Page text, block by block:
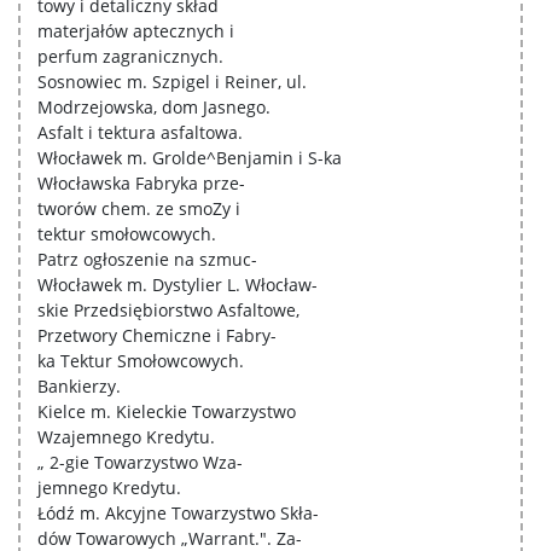
towy i detaliczny skład
materjałów aptecznych i
perfum zagranicznych.
Sosnowiec m. Szpigel i Reiner, ul.
Modrzejowska, dom Jasnego.
Asfalt i tektura asfaltowa.
Włocławek m. Grolde^Benjamin i S-ka
Włocławska Fabryka prze-
tworów chem. ze smoZy i
tektur smołowcowych.
Patrz ogłoszenie na szmuc-
Włocławek m. Dystylier L. Włocław-
skie Przedsiębiorstwo Asfaltowe,
Przetwory Chemiczne i Fabry-
ka Tektur Smołowcowych.
Bankierzy.
Kielce m. Kieleckie Towarzystwo
Wzajemnego Kredytu.
„ 2-gie Towarzystwo Wza-
jemnego Kredytu.
Łódź m. Akcyjne Towarzystwo Skła-
dów Towarowych „Warrant.". Za-